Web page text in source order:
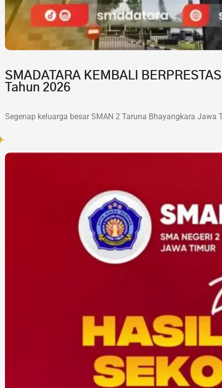
SMADATARA KEMBALI
Tahun 2026
Segenap keluarga besar SMAN 2 Taruna Bhayangkara Jawa